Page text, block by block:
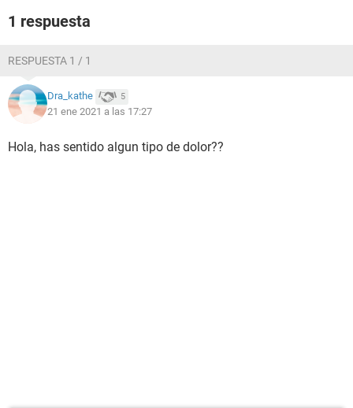
1 respuesta
RESPUESTA 1 / 1
Dra_kathe 5
21 ene 2021 a las 17:27
Hola, has sentido algun tipo de dolor??